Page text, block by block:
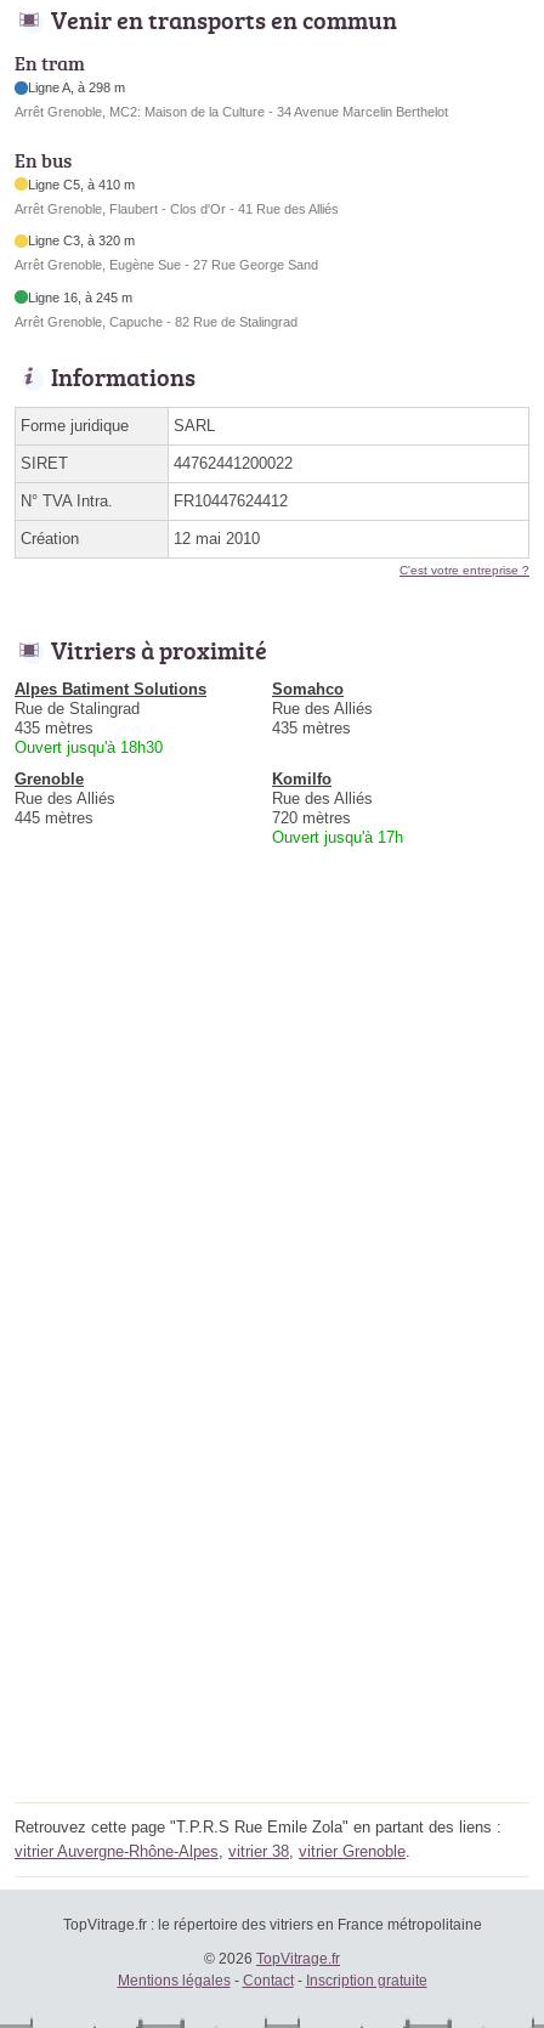
Venir en transports en commun
En tram
Ligne A, à 298 m
Arrêt Grenoble, MC2: Maison de la Culture - 34 Avenue Marcelin Berthelot
En bus
Ligne C5, à 410 m
Arrêt Grenoble, Flaubert - Clos d'Or - 41 Rue des Alliés
Ligne C3, à 320 m
Arrêt Grenoble, Eugène Sue - 27 Rue George Sand
Ligne 16, à 245 m
Arrêt Grenoble, Capuche - 82 Rue de Stalingrad
Informations
Forme juridique SARL
SIRET 44762441200022
N° TVA Intra. FR10447624412
Création 12 mai 2010
C'est votre entreprise ?
Vitriers à proximité
Alpes Batiment Solutions
Rue de Stalingrad
435 mètres
Ouvert jusqu'à 18h30
Somahco
Rue des Alliés
435 mètres
Grenoble
Rue des Alliés
445 mètres
Komilfo
Rue des Alliés
720 mètres
Ouvert jusqu'à 17h
Retrouvez cette page "T.P.R.S Rue Emile Zola" en partant des liens :
vitrier Auvergne-Rhône-Alpes vitrier 38 vitrier Grenoble
TopVitrage.fr : le répertoire des vitriers en France métropolitaine
© 2026 TopVitrage.fr
Mentions légales- Contact- Inscription gratuite